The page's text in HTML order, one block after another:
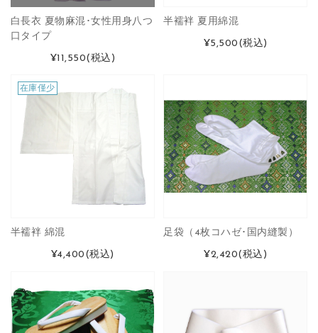
白長衣 夏物麻混･女性用身八つ
口タイプ
¥11,550(税込)
半襦袢 夏用綿混
¥5,500 (税込)
在庫僅少
半襦袢 綿混
¥4,400 (税込)
足袋（4枚コハゼ･国内縫製）
¥2,420(税込)